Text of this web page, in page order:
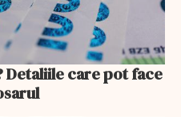
care pot face